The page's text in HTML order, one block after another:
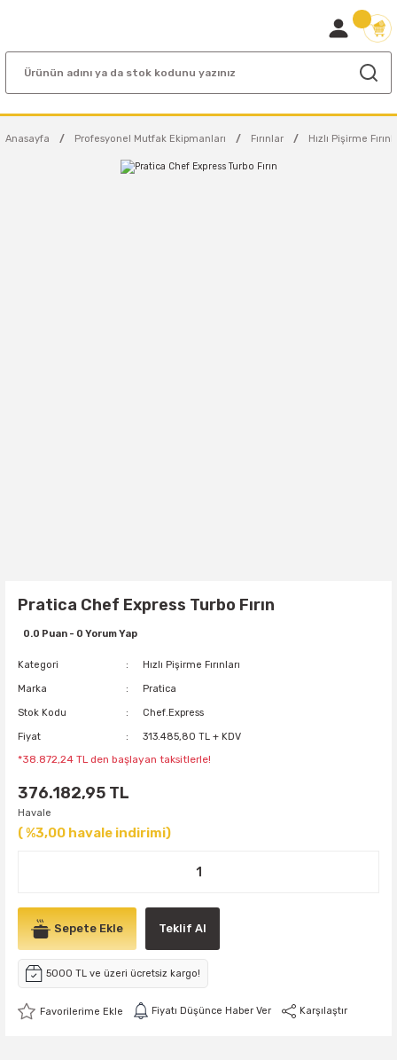
Anasayfa Profesyonel Mutfak Ekipmanları Fırınlar Hızlı Pişirme
Pratica Chef Express Turbo Fırın
0.0 Puan - 0 Yorum Yap
Kategori Hızlı Pişirme Fırınları
Marka Pratica
Stok Kodu Chef.Express
Fiyat 313.485,80 TL + KDV
*38.872,24 TL den başlayan taksitlerle!
376.182,95 TL
Havale
( %3,00 havale indirimi)
Sepete Ekle Teklif Al
5000 TL ve üzeri ücretsiz kargo!
Fiyatı Düşünce Haber Ver Karşılaştır